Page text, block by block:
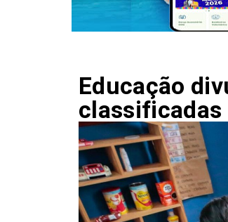
Educação
classificadas